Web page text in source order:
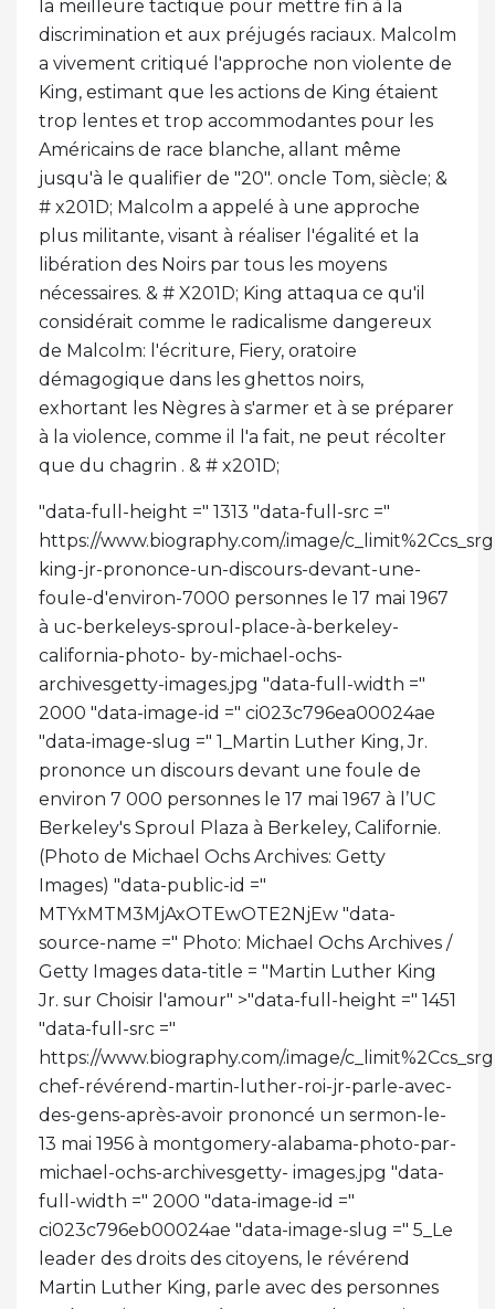
la meilleure tactique pour mettre fin à la
discrimination et aux préjugés raciaux. Malcolm
a vivement critiqué l'approche non violente de
King, estimant que les actions de King étaient
trop lentes et trop accommodantes pour les
Américains de race blanche, allant même
jusqu'à le qualifier de "20". oncle Tom, siècle; &
# x201D; Malcolm a appelé à une approche
plus militante, visant à réaliser l'égalité et la
libération des Noirs par tous les moyens
nécessaires. & # X201D; King attaqua ce qu'il
considérait comme le radicalisme dangereux
de Malcolm: l'écriture, Fiery, oratoire
démagogique dans les ghettos noirs,
exhortant les Nègres à s'armer et à se préparer
à la violence, comme il l'a fait, ne peut récolter
que du chagrin . & # x201D;
"data-full-height =" 1313 "data-full-src ="
https://www.biography.com/.image/
king-jr-prononce-un-discours-devant-une-
foule-d'environ-7000 personnes le 17 mai 1967
à uc-berkeleys-sproul-place-à-berkeley-
california-photo- by-michael-ochs-
archivesgetty-images.jpg "data-full-width ="
2000 "data-image-id =" ci023c796ea00024ae
"data-image-slug =" 1_Martin Luther King, Jr.
prononce un discours devant une foule de
environ 7 000 personnes le 17 mai 1967 à l’UC
Berkeley's Sproul Plaza à Berkeley, Californie.
(Photo de Michael Ochs Archives: Getty
Images) "data-public-id ="
MTYxMTM3MjAxOTEwOTE2NjEw "data-
source-name =" Photo: Michael Ochs Archives /
Getty Images data-title = "Martin Luther King
Jr. sur Choisir l'amour" >"data-full-height =" 1451
"data-full-src ="
https://www.biography.com/.image/
chef-révérend-martin-luther-roi-jr-parle-avec-
des-gens-après-avoir prononcé un sermon-le-
13 mai 1956 à montgomery-alabama-photo-par-
michael-ochs-archivesgetty- images.jpg "data-
full-width =" 2000 "data-image-id ="
ci023c796eb00024ae "data-image-slug =" 5_Le
leader des droits des citoyens, le révérend
Martin Luther King, parle avec des personnes